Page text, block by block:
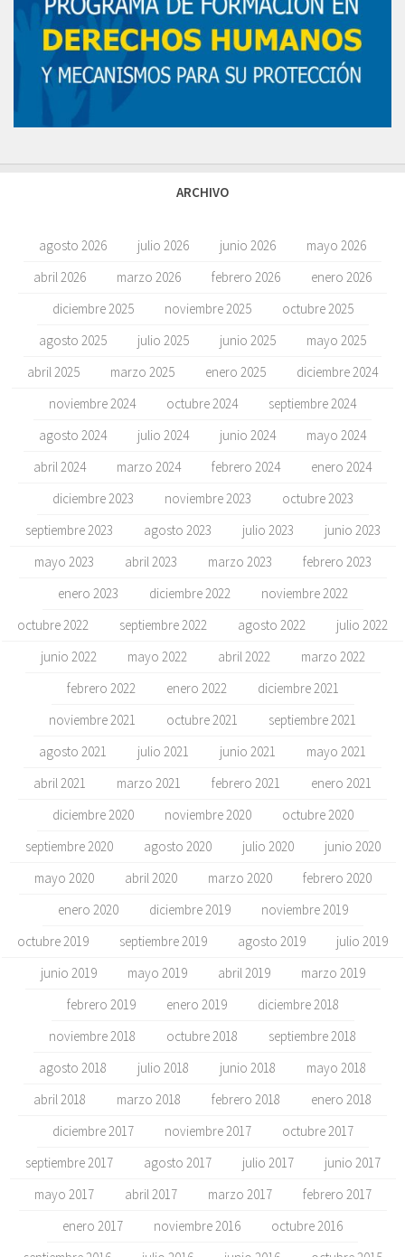
ARCHIVO
agosto 2026 julio 2026 junio 2026
mayo 2026
abril 2026
marzo 2026 febrero 2026
enero 2026
diciembre 2025
noviembre 2025
octubre 2025
agosto 2025
julio 2025 junio 2025
mayo 2025
abril 2025
marzo 2025 enero 2025
diciembre 2024
noviembre 2024
octubre 2024
septiembre 2024
agosto 2024
julio 2024 junio 2024
mayo 2024
abril 2024
marzo 2024 febrero 2024
enero 2024
diciembre 2023
noviembre 2023
octubre 2023
septiembre 2023
agosto 2023 julio 2023
junio 2023
mayo 2023
abril 2023 marzo 2023
febrero 2023
enero 2023
diciembre 2022
noviembre 2022
octubre 2022
septiembre 2022 agosto 2022
julio 2022
junio 2022
mayo 2022 abril 2022
marzo 2022
febrero 2022
enero 2022
diciembre 2021
noviembre 2021
octubre 2021
septiembre 2021
agosto 2021
julio 2021 junio 2021
mayo 2021
abril 2021
marzo 2021 febrero 2021
enero 2021
diciembre 2020
noviembre 2020
octubre 2020
septiembre 2020
agosto 2020 julio 2020
junio 2020
mayo 2020
abril 2020 marzo 2020
febrero 2020
enero 2020
diciembre 2019
noviembre 2019
octubre 2019
septiembre 2019 agosto 2019
julio 2019
junio 2019
mayo 2019 abril 2019
marzo 2019
febrero 2019
enero 2019
diciembre 2018
noviembre 2018
octubre 2018
septiembre 2018
agosto 2018
julio 2018 junio 2018
mayo 2018
abril 2018
marzo 2018 febrero 2018
enero 2018
diciembre 2017
noviembre 2017
octubre 2017
septiembre 2017
agosto 2017 julio 2017
junio 2017
mayo 2017
abril 2017 marzo 2017
febrero 2017
enero 2017
noviembre 2016
octubre 2016